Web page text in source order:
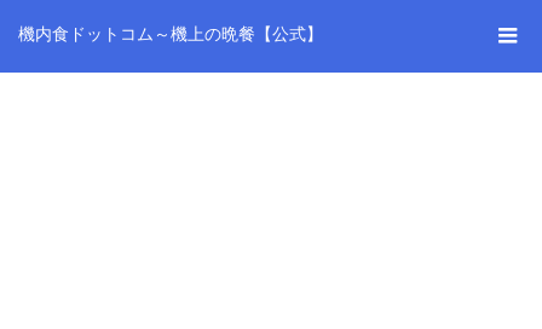
機内食ドットコム～機上の晩餐【公式】